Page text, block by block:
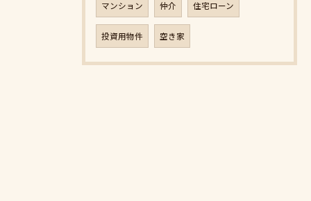
マンション 仲介 住宅ローン
投資用物件 空き家